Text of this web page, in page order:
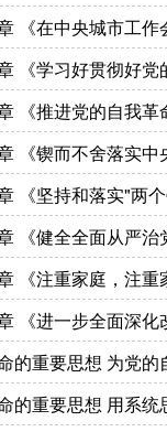
《在中央城市工
《学习好贯彻好
《推进党的自我革
《锲而不舍落实
《坚持和落实"两
《健全全面从严治
《注重家庭，注
《进一步全面深
的重要思想 为党
的重要思想 用系